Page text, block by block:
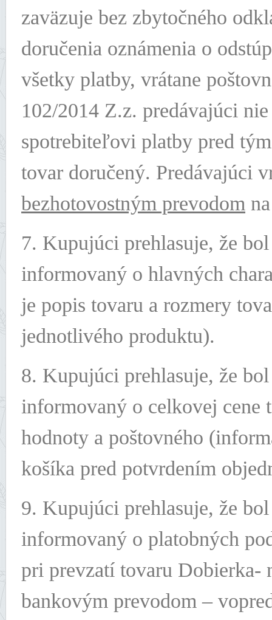
zaväzuje bez zbytočného
doručenia oznámenia o
všetky platby, vrátane
102/2014 Z.z. predávajúci
spotrebiteľovi platby pred
tovar doručený. Predávajúci
bezhotovostným prevodom
7. Kupujúci prehlasuje, že
informovaný o hlavných
je popis tovaru a rozmery
jednotlivého produktu).
8. Kupujúci prehlasuje, že
informovaný o celkovej cene
hodnoty a poštovného
košíka pred potvrdením
9. Kupujúci prehlasuje, že
informovaný o platobných
pri prevzatí tovaru Dobierka-
bankovým prevodom –